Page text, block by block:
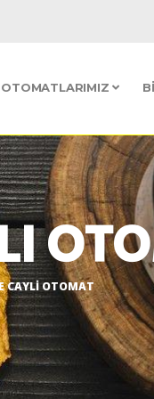
CAYLI OTOMAT